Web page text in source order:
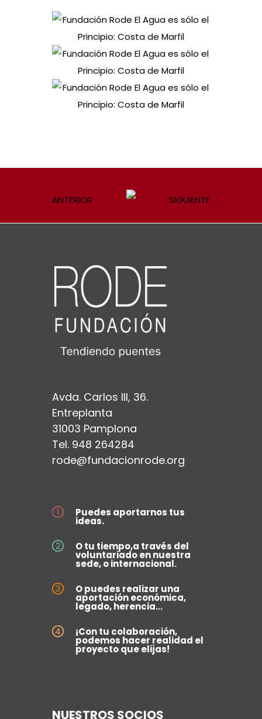
ANTERIOR SIGUIENTE
Avda. Carlos III, 36.
Entreplanta
31003 Pamplona
Tel. 948 264284
rode@fundacionrode.org
Puedes aportarnos tus
ideas.
O tu tiempo,a través del
voluntariado en nuestra
sede, o internacional.
O puedes realizar una
aportación económica,
legado, herencia...
¡Con tu colaboración,
podemos hacer realidad el
proyecto que elijas!
NUESTROS SOCIOS